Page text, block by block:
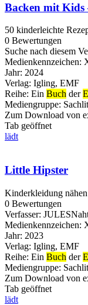
Backen mit Kids
50 kinderleichte
0 Bewertungen
Suche nach diesem
Medienkennzeichen:
Jahr: 2024
Verlag: Igling, EMF
Reihe: Ein Buch der
Mediengruppe:
Zum Download von
Tab geöffnet
lädt
Little Hipster
Kinderkleidung
0 Bewertungen
Verfasser:
Medienkennzeichen:
Jahr: 2023
Verlag: Igling, EMF
Reihe: Ein Buch der
Mediengruppe:
Zum Download von
Tab geöffnet
lädt